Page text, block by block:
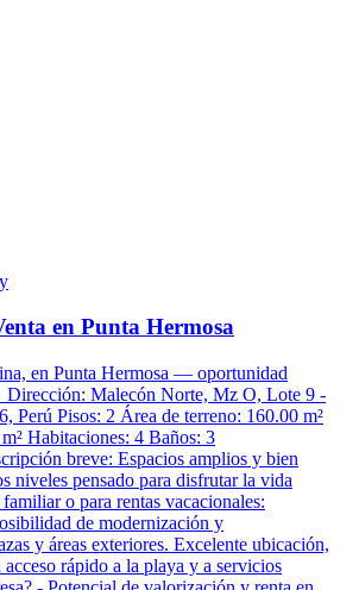
en Punta Hermosa
en Punta Hermosa — oportunidad
Malecón Norte, Mz O, Lote 9 -
Perú Pisos: 2 Área de terreno: 160.00 m²
Habitaciones: 4 Baños: 3
breve: Espacios amplios y bien
niveles pensado para disfrutar la vida
o para rentas vacacionales:
de modernización y
y áreas exteriores. Excelente ubicación,
rápido a la playa y a servicios